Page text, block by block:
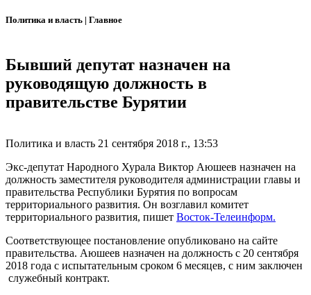
Политика и власть | Главное
Бывший депутат назначен на
руководящую должность в
правительстве Бурятии
Политика и власть 21 сентября 2018 г., 13:53
Экс-депутат Народного Хурала Виктор Аюшеев назначен на
должность заместителя руководителя администрации главы и
правительства Республики Бурятия по вопросам
территориального развития. Он возглавил комитет
территориального развития, пишет Восток-Телеинформ.
Соответствующее постановление опубликовано на сайте
правительства. Аюшеев назначен на должность с 20 сентября
2018 года с испытательным сроком 6 месяцев, с ним заключен
служебный контракт.